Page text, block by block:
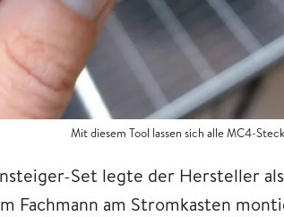
Mit diesem Tool lassen sich alle MC4-
Set legte der Hersteller
Fachmann am Stromkasten